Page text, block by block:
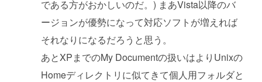
である方がおかしいのだ。) まあVista以降のバ
ージョンが優勢になって対応ソフトが増えれば
それなりになるだろうと思う。
あとXPまでのMy Documentの扱いはよりUnixの
Homeディレクトリに似てきて個人用フォルダと